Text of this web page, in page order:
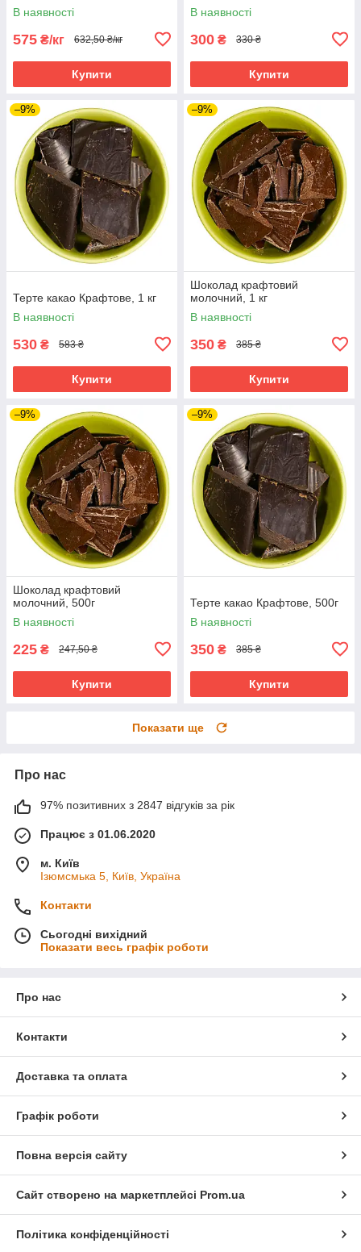
В наявності
575 ₴/кг 632,50 ₴/кг
Купити
В наявності
300 ₴ 330 ₴
Купити
–9%
Терте какао Крафтове, 1 кг
В наявності
530 ₴ 583 ₴
Купити
–9%
Шоколад крафтовий
молочний, 1 кг
В наявності
350 ₴ 385 ₴
Купити
–9%
Шоколад крафтовий
молочний, 500г
В наявності
225 ₴ 247,50 ₴
Купити
–9%
Терте какао Крафтове, 500г
В наявності
350 ₴ 385 ₴
Купити
Показати ще
Про нас
97% позитивних з 2847 відгуків за рік
Працює з 01.06.2020
м. Київ
Ізюмсмька 5, Київ, Україна
Контакти
Сьогодні вихідний
Показати весь графік роботи
Про нас
Контакти
Доставка та оплата
Графік роботи
Повна версія сайту
Сайт створено на маркетплейсі Prom.ua
Політика конфіденційності